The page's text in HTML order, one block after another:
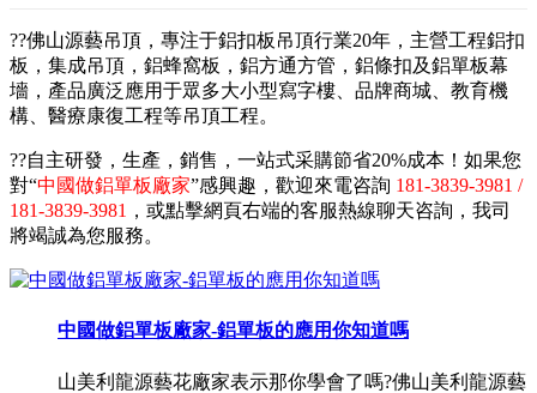
??佛山源藝吊頂，專注于鋁扣板吊頂行業20年，主營工程鋁扣
板，集成吊頂，鋁蜂窩板，鋁方通方管，鋁條扣及鋁單板幕
墻，產品廣泛應用于眾多大小型寫字樓、品牌商城、教育機
構、醫療康復工程等吊頂工程。
??自主研發，生產，銷售，一站式采購節省20%成本！如果您
對“中國做鋁單板廠家”感興趣，歡迎來電咨詢 181-3839-3981 /
181-3839-3981 ，或點擊網頁右端的客服熱線聊天咨詢，我司
將竭誠為您服務。
中國做鋁單板廠家-鋁單板的應用你知道嗎
山美利龍源藝花廠家表示那你學會了嗎?佛山美利龍源藝